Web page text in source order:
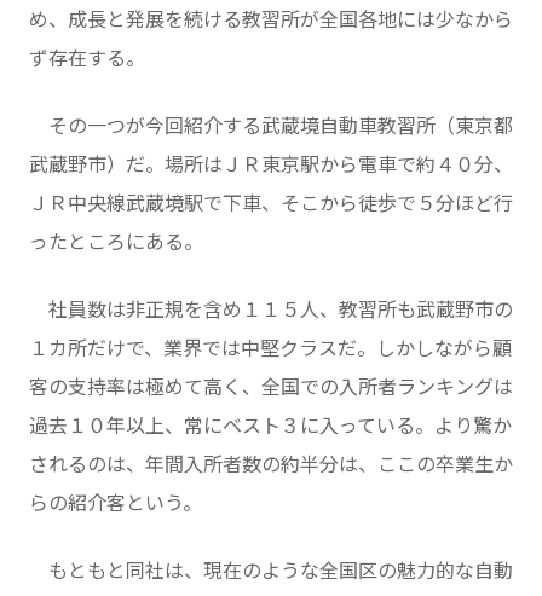
め、成長と発展を続ける教習所が全国各地には少なから
ず存在する。
その一つが今回紹介する武蔵境自動車教習所（東京都
武蔵野市）だ。場所はＪＲ東京駅から電車で約４０分、
ＪＲ中央線武蔵境駅で下車、そこから徒歩で５分ほど行
ったところにある。
社員数は非正規を含め１１５人、教習所も武蔵野市の
１カ所だけで、業界では中堅クラスだ。しかしながら顧
客の支持率は極めて高く、全国での入所者ランキングは
過去１０年以上、常にベスト３に入っている。より驚か
されるのは、年間入所者数の約半分は、ここの卒業生か
らの紹介客という。
もともと同社は、現在のような全国区の魅力的な自動